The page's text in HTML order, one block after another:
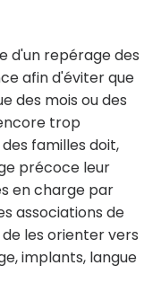
d'un repérage des
afin d'éviter que
des mois ou des
trop
familles doit,
précoce leur
en charge par
associations de
les orienter vers
implants, langue